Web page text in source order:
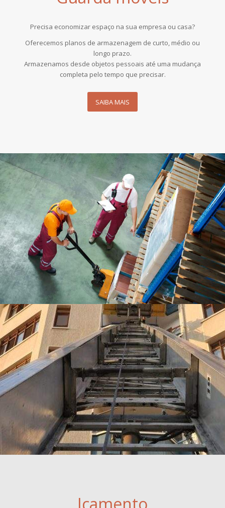
Precisa economizar espaço na sua empresa ou casa?
Oferecemos planos de armazenagem de curto, médio ou
longo prazo.
Armazenamos desde objetos pessoais até uma mudança
completa pelo tempo que precisar.
SAIBA MAIS